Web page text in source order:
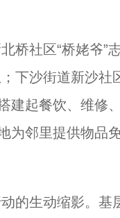
社区“桥姥爷”
下沙街道新沙社
建起餐饮、维修
为邻里提供物品
的生动缩影。基